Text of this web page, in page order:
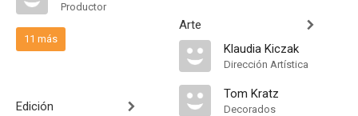
Productor
11 más
Edición
Arte
Klaudia Kiczak
Dirección Artística
Tom Kratz
Decorados